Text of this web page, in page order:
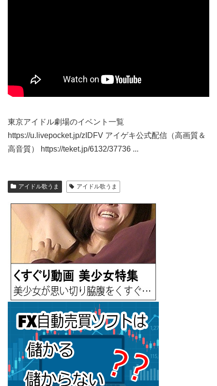
東京アイドル劇場のイベント一覧
https://u.livepocket.jp/zIDFV アイゲキ公式配信（高画質＆
高音質） https://teket.jp/6132/37736 ...
アイドル歌うま アイドル歌うま